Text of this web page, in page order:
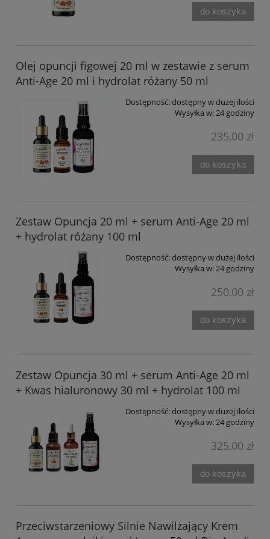
do koszyka
Olej opuncji figowej 20 ml w zestawie z serum
Anti-Age 20 ml i hydrolat różany 50 ml
Dostępność:dostępny w dużej ilości
Wysyłka w:24 godziny
235,00 zł
do koszyka
Zestaw Opuncja 20 ml + serum Anti-Age 20 ml
+ hydrolat różany 100 ml
Dostępność:dostępny w dużej ilości
Wysyłka w:24 godziny
250,00 zł
do koszyka
Zestaw Opuncja 30 ml + serum Anti-Age 20 ml
+ Kwas hialuronowy 30 ml + hydrolat 100 ml
Dostępność:dostępny w dużej ilości
Wysyłka w:24 godziny
325,00 zł
do koszyka
Przeciwstarzeniowy Silnie Nawilżający Krem